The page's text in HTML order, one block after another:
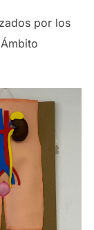
por los